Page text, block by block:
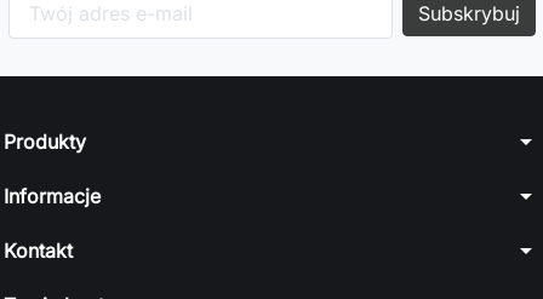
Produkty arrow_drop_down
Informacje arrow_drop_down
Kontakt arrow_drop_down